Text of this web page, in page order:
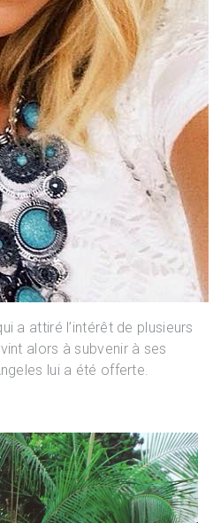
a attiré l’intérêt de plusieurs
alors à subvenir à ses
lui a été offerte.